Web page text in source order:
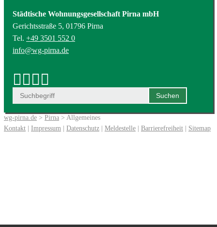
Städtische Wohnungsgesellschaft Pirna mbH
Gerichtsstraße 5, 01796 Pirna
Tel. +49 3501 552 0
info@wg-pirna.de
wg-pirna.de > Pirna > Allgemeines
Kontakt | Impressum | Datenschutz | Meldestelle | Barrierefreiheit | Sitemap